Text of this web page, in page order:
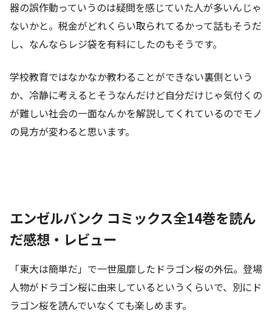
器の誤作動っていうのは疑問を感じていた人が多いんじゃ
ないかと。税金がどれくらい取られてるかって話もそうだ
し、なんならレジ袋を有料にしたのもそうです。
学校教育ではなかなか教わることができない裏側という
か、冷静に考えるとそうなんだけど自分だけじゃ気付くの
が難しい社会の一面なんかを解説してくれているのでモノ
の見方が変わると思います。
エンゼルバンク コミックス全14巻を読ん
だ感想・レビュー
「東大は簡単だ」で一世風靡したドラゴン桜の外伝。登場
人物がドラゴン桜に由来しているというくらいで、別にド
ラゴン桜を読んでいなくても楽しめます。